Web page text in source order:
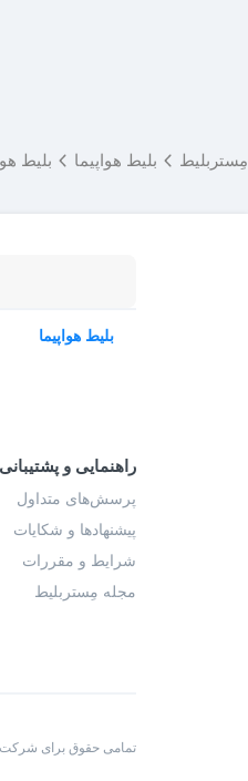
مِستربلیط بلیط هواپیما بلیط
بلیط هواپیما
راهنمایی و پشتیبانی
پرسش‌های متداول
پیشنهادها و شکایات
شرایط و مقررات
مجله مِستربلیط
تمامی حقوق برای